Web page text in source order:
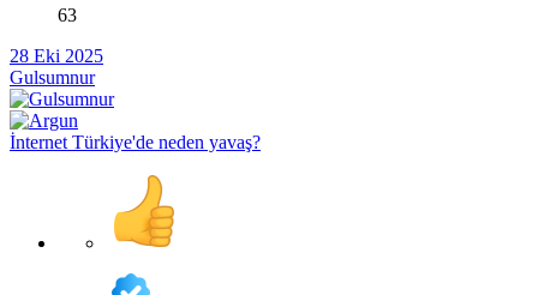
63
28 Eki 2025
Gulsumnur
İnternet Türkiye'de neden yavaş?